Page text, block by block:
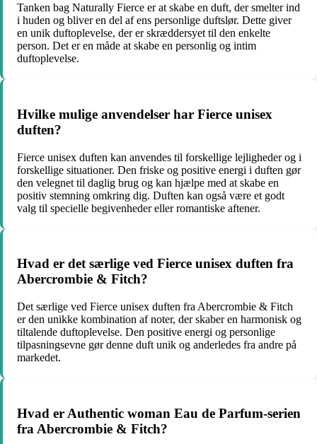
Tanken bag Naturally Fierce er at skabe en duft, der smelter ind
i huden og bliver en del af ens personlige duftslør. Dette giver
en unik duftoplevelse, der er skræddersyet til den enkelte
person. Det er en måde at skabe en personlig og intim
duftoplevelse.
Hvilke mulige anvendelser har Fierce unisex
duften?
Fierce unisex duften kan anvendes til forskellige lejligheder og i
forskellige situationer. Den friske og positive energi i duften gør
den velegnet til daglig brug og kan hjælpe med at skabe en
positiv stemning omkring dig. Duften kan også være et godt
valg til specielle begivenheder eller romantiske aftener.
Hvad er det særlige ved Fierce unisex duften fra
Abercrombie & Fitch?
Det særlige ved Fierce unisex duften fra Abercrombie & Fitch
er den unikke kombination af noter, der skaber en harmonisk og
tiltalende duftoplevelse. Den positive energi og personlige
tilpasningsevne gør denne duft unik og anderledes fra andre på
markedet.
Hvad er Authentic woman Eau de Parfum-serien
fra Abercrombie & Fitch?